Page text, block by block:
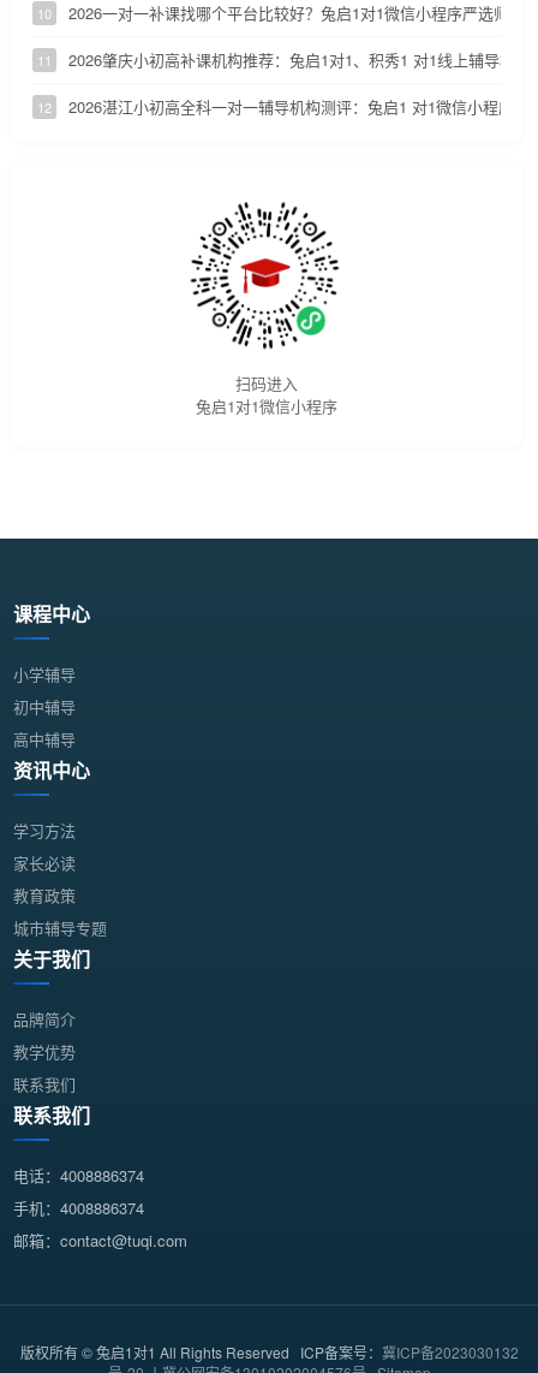
10 2026一对一补课找哪个平台比较好？兔启1对1微信小程序严选师资
11 2026肇庆小初高补课机构推荐：兔启1对1、积秀1 对1线上辅导横向
12 2026湛江小初高全科一对一辅导机构测评：兔启1 对1微信小程序适
扫码进入
兔启1对1微信小程序
课程中心
小学辅导
初中辅导
高中辅导
资讯中心
学习方法
家长必读
教育政策
城市辅导专题
关于我们
品牌简介
教学优势
联系我们
联系我们
电话：4008886374
手机：4008886374
邮箱：contact@tuqi.com
版权所有 © 兔启1对1 All Rights Reserved ICP备案号： 冀ICP备2023030132